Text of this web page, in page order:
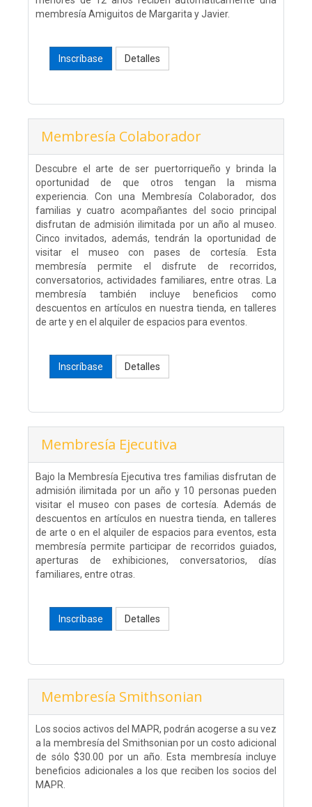
membresía Amiguitos de Margarita y Javier.
Inscríbase Detalles
Membresía Colaborador
Descubre el arte de ser puertorriqueño y brinda la
oportunidad de que otros tengan la misma
experiencia. Con una Membresía Colaborador, dos
familias y cuatro acompañantes del socio principal
disfrutan de admisión ilimitada por un año al museo.
Cinco invitados, además, tendrán la oportunidad de
visitar el museo con pases de cortesía. Esta
membresía permite el disfrute de recorridos,
conversatorios, actividades familiares, entre otras. La
membresía también incluye beneficios como
descuentos en artículos en nuestra tienda, en talleres
de arte y en el alquiler de espacios para eventos.
Inscríbase Detalles
Membresía Ejecutiva
Bajo la Membresía Ejecutiva tres familias disfrutan de
admisión ilimitada por un año y 10 personas pueden
visitar el museo con pases de cortesía. Además de
descuentos en artículos en nuestra tienda, en talleres
de arte o en el alquiler de espacios para eventos, esta
membresía permite participar de recorridos guiados,
aperturas de exhibiciones, conversatorios, días
familiares, entre otras.
Inscríbase Detalles
Membresía Smithsonian
Los socios activos del MAPR, podrán acogerse a su vez
a la membresía del Smithsonian por un costo adicional
de sólo $30.00 por un año. Esta membresía incluye
beneficios adicionales a los que reciben los socios del
MAPR.